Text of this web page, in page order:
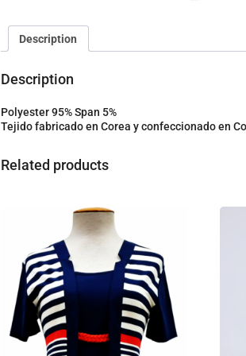
Description
Description
Polyester 95% Span 5%
Tejido fabricado en Corea y confeccionado en
Related products